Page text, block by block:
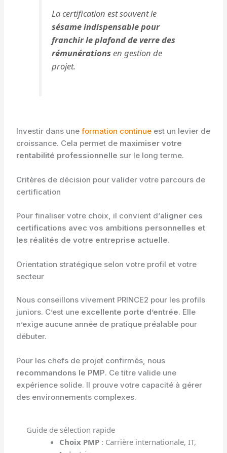
La certification est souvent le
sésame indispensable pour
franchir le plafond de verre des
rémunérationsen gestion de
projet.
Investir dans uneformation continue est un levier de
croissance. Cela permet de maximiser votre
rentabilité professionnelle sur le long terme.
Critères de décision pour valider votre parcours de
certification
Pour finaliser votre choix, il convient d’aligner ces
certifications avec vos ambitions personnelles et
les réalités de votre entreprise actuelle.
Orientation stratégique selon votre profil et votre
secteur
Nous conseillons vivement PRINCE2 pour les profils
juniors. C’est une excellente porte d’entrée. Elle
n’exige aucune année de pratique préalable pour
débuter.
Pour les chefs de projet confirmés, nous
recommandons le PMP. Ce titre valide une
expérience solide. Il prouve votre capacité à gérer
des environnements complexes.
Guide de sélection rapide
Choix PMP : Carrière internationale, IT,